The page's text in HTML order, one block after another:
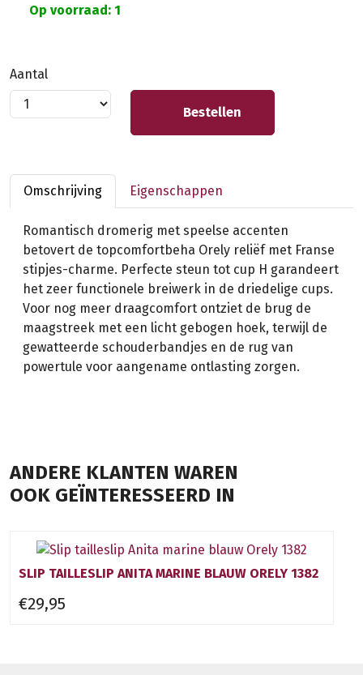
Op voorraad: 1
Aantal
Bestellen
Omschrijving Eigenschappen
Romantisch dromerig met speelse accenten
betovert de topcomfortbeha Orely reliëf met Franse
stipjes-charme. Perfecte steun tot cup H garandeert
het zeer functionele breiwerk in de driedelige cups.
Voor nog meer draagcomfort ontziet de brug de
maagstreek met een licht gebogen hoek, terwijl de
gewatteerde schouderbandjes en de rug van
powertule voor aangename ontlasting zorgen.
ANDERE KLANTEN WAREN
OOK GEÏNTERESSEERD IN
SLIP TAILLESLIP ANITA MARINE BLAUW ORELY 1382
€29,95